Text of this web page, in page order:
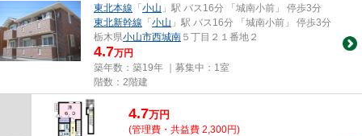
東北本線 「小山 」駅 バス16分 「城南小前」 停歩3分
東北新幹線 「小山 」駅 バス16分 「城南小前」 停歩3分
栃木県小山市西城南 ５丁目２１番地２
4.7万円
築年数：築19年 ｜募集中： 1室
階数：2階建
4.7万円
(管理費・共益費 2,300円)